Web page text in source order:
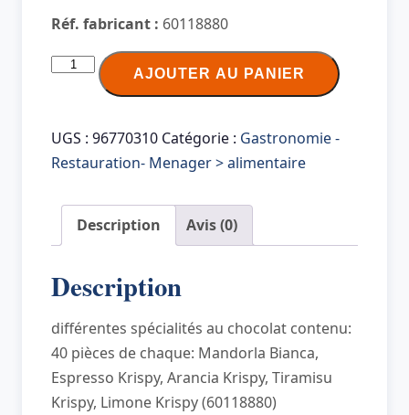
Réf. fabricant : 60118880
quantité
Boîte
Italian
contenu:
carton
AJOUTER AU PANIER
UGS : 96770310 Catégorie : Gastronomie -
Restauration- Menager > alimentaire
Description Avis (0)
Description
différentes spécialités au chocolat contenu:
40 pièces de chaque: Mandorla Bianca,
Espresso Krispy, Arancia Krispy, Tiramisu
Krispy, Limone Krispy (60118880)